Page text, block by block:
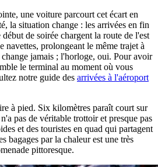
une voiture parcourt cet écart en
la situation change : les arrivées en fin
de soirée chargent la route de l'est
navettes, prolongeant le même trajet à
jamais ; l'horloge, oui. Pour avoir
le terminal au moment où vous
notre guide des arrivées à l'aéroport
à pied. Six kilomètres paraît court sur
pas de véritable trottoir et presque pas
et des touristes en quad qui partagent
bagages par la chaleur est une très
pittoresque.